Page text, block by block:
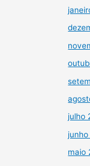
julho
junho
maio